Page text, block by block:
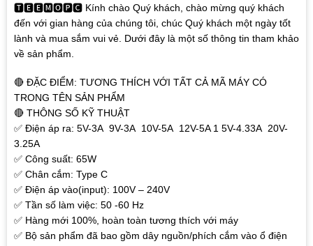
🆃🅴🅴🅼🅾🅿🅲 Kính chào Quý khách, chào mừng quý khách
đến với gian hàng của chúng tôi, chúc Quý khách một ngày tốt
lành và mua sắm vui vẻ. Dưới đây là một số thông tin tham khảo
về sản phẩm.
🔴 ĐẶC ĐIỂM: TƯƠNG THÍCH VỚI TẤT CẢ MÃ MÁY CÓ
TRONG TÊN SẢN PHẨM
🔴 THÔNG SỐ KỸ THUẬT
✅ Điện áp ra: 5V-3A 9V-3A 10V-5A 12V-5A 1 5V-4.33A 20V-
3.25A
✅ Công suất: 65W
✅ Chân cắm: Type C
✅ Điện áp vào(input): 100V – 240V
✅ Tần số làm việc: 50 -60 Hz
✅ Hàng mới 100%, hoàn toàn tương thích với máy
✅ Bộ sản phẩm đã bao gồm dây nguồn/phích cắm vào ổ điện